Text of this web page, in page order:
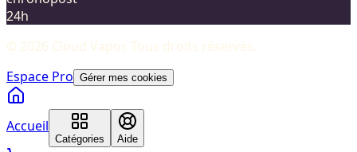
24h
© 2026 Cloud Vapor. Tous droits réservés.
Espace Pro Gérer mes cookies
Accueil
Catégories Aide